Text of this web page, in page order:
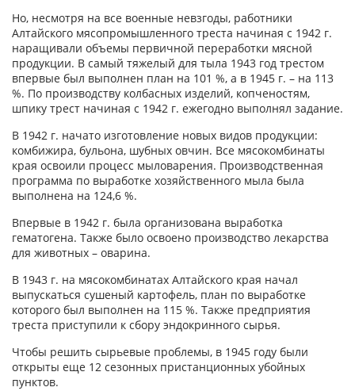
Но, несмотря на все военные невзгоды, работники
Алтайского мясопромышленного треста начиная с 1942 г.
наращивали объемы первичной переработки мясной
продукции. В самый тяжелый для тыла 1943 год трестом
впервые был выполнен план на 101 %, а в 1945 г. – на 113
%. По производству колбасных изделий, копченостям,
шпику трест начиная с 1942 г. ежегодно выполнял задание.
В 1942 г. начато изготовление новых видов продукции:
комбижира, бульона, шубных овчин. Все мясокомбинаты
края освоили процесс мыловарения. Производственная
программа по выработке хозяйственного мыла была
выполнена на 124,6 %.
Впервые в 1942 г. была организована выработка
гематогена. Также было освоено производство лекарства
для животных – оварина.
В 1943 г. на мясокомбинатах Алтайского края начал
выпускаться сушеный картофель, план по выработке
которого был выполнен на 115 %. Также предприятия
треста приступили к сбору эндокринного сырья.
Чтобы решить сырьевые проблемы, в 1945 году были
открыты еще 12 сезонных пристанционных убойных
пунктов.